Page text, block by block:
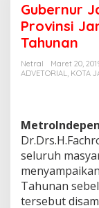
Gubernur
Provinsi
Tahunan
Netral
Maret 20,
ADVETORIAL, KOTA
seluruh
Tahunan
tersebut